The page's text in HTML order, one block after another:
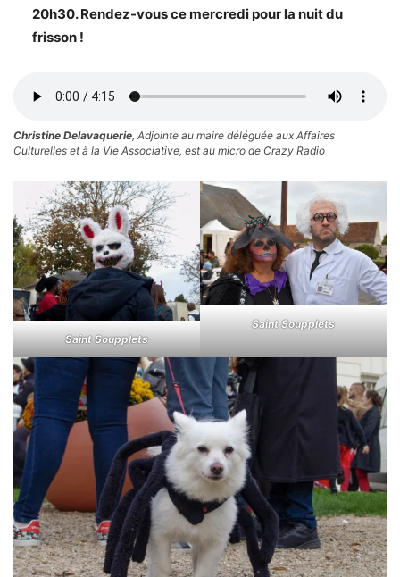
20h30. Rendez-vous ce mercredi pour la nuit du
frisson !
Christine Delavaquerie, Adjointe au maire déléguée aux Affaires
Culturelles et à la Vie Associative, est au micro de Crazy Radio
Saint Soupplets
Saint Soupplets